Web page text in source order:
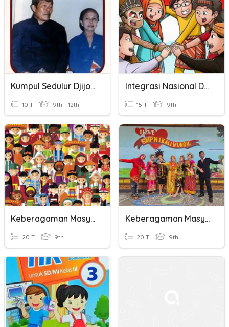
Kumpul Sedulur Djijo Soediro 22
10 T 9th - 12th
Integrasi Nasional Dalam Bingkai Bhineka Tunggal Ika
15 T 9th
Keberagaman Masyarakat Dalam Bingkai Bhinneka Tunggal Ika
20 T 9th
Keberagaman Masyarakat Indonesia Dalam Bingkai Bhinneka Tunggal Ika
20 T 9th